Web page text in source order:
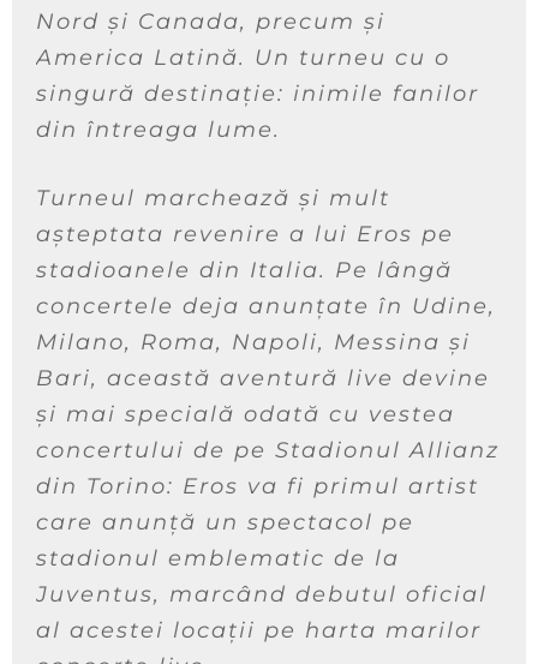
Nord și Canada, precum și
America Latină. Un turneu cu o
singură destinație: inimile fanilor
din întreaga lume.
Turneul marchează și mult
așteptata revenire a lui Eros pe
stadioanele din Italia. Pe lângă
concertele deja anunțate în Udine,
Milano, Roma, Napoli, Messina și
Bari, această aventură live devine
și mai specială odată cu vestea
concertului de pe Stadionul Allianz
din Torino: Eros va fi primul artist
care anunță un spectacol pe
stadionul emblematic de la
Juventus, marcând debutul oficial
al acestei locații pe harta marilor